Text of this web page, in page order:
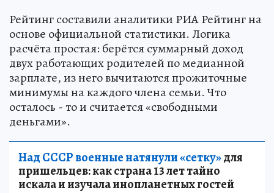
Рейтинг составили аналитики РИА Рейтинг на
основе официальной статистики. Логика
расчёта простая: берётся суммарный доход
двух работающих родителей по медианной
зарплате, из него вычитаются прожиточные
минимумы на каждого члена семьи. Что
осталось - то и считается «свободными
деньгами».
Над СССР военные натянули «сетку»для
пришельцев: как страна 13 лет тайно
искала и изучала инопланетных гостей